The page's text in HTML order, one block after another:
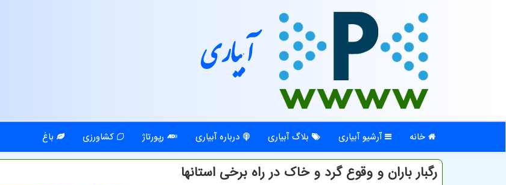
آبیاری
خانه آرشیو آبیاری بلاگ آبیاری درباره آبیاری رپورتاژ کشاورزی باغ
رگبار باران و وقوع گرد و خاک در راه برخی استانها